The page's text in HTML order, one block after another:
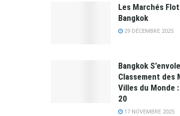
Les Marchés
Bangkok
29 DÉCEMBRE 2025
​Bangkok
Classement des
Villes du Monde
20
17 NOVEMBRE 2025